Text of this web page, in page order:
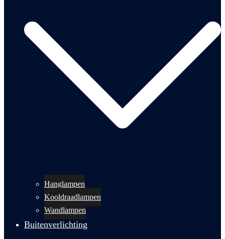
Hanglampen
Kooldraadlampen
Wandlampen
Buitenverlichting